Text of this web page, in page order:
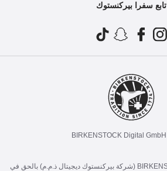
تابع سفرا بيركنستوك
تحتفظ BIRKENSTOCK Digital GmbH (شركة بيركنستوك ديجيتال ذ.م.م) بالحق في